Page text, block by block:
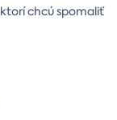
chcú spomaliť